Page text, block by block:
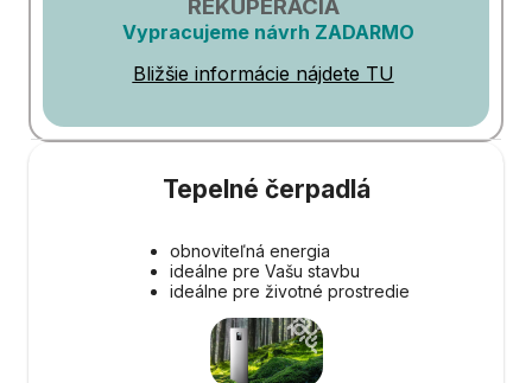
REKUPERÁCIA
Vypracujeme návrh ZADARMO
Bližšie informácie nájdete TU
Tepelné čerpadlá
obnoviteľná energia
ideálne pre Vašu stavbu
ideálne pre životné prostredie